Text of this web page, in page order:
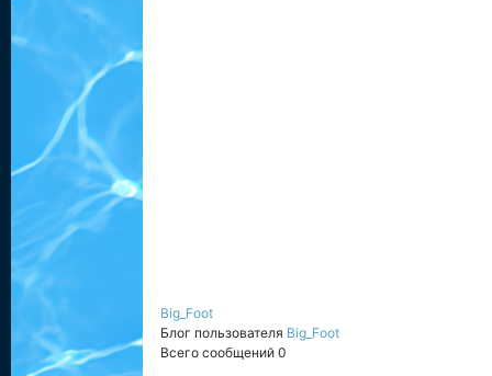
Big_Foot
Блог пользователя Big_Foot
Всего сообщений 0